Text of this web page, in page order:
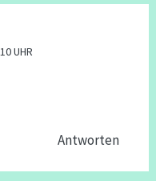
UHR
Antworten